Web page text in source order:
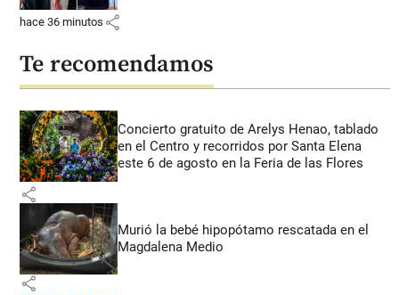
hace 36 minutos share
Te recomendamos
Concierto gratuito de Arelys Henao, tablado
en el Centro y recorridos por Santa Elena
este 6 de agosto en la Feria de las Flores
share
Murió la bebé hipopótamo rescatada en el
Magdalena Medio
share